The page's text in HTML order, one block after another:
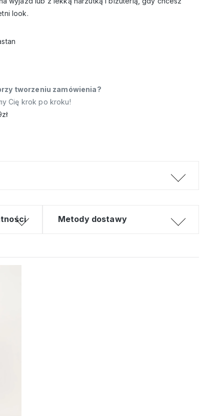
look.
tworzeniu zamówienia?
Cię krok po kroku!
Metody dostawy